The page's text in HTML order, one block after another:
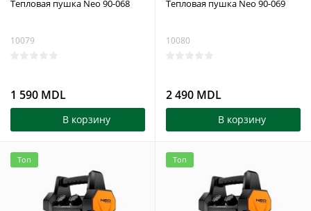
Тепловая пушка Neo 90-068
10079
1 590 MDL
В корзину
Тепловая пушка Neo 90-069
10080
2 490 MDL
В корзину
Топ Топ